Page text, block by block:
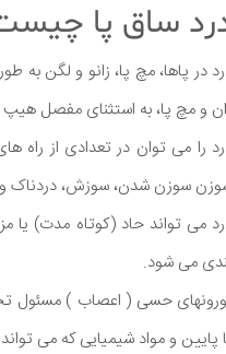
ساق پا
در پاها، مچ پا، زانو و لگن به
و مچ پا، به استثنای مفصل
را می توان در تعدادی از راه
سوزن شدن، سوزش، دردناک
می تواند حاد (کوتاه مدت)
می شود.
حسی ( اعصاب ) مسئول
پایین و مواد شیمیایی که می